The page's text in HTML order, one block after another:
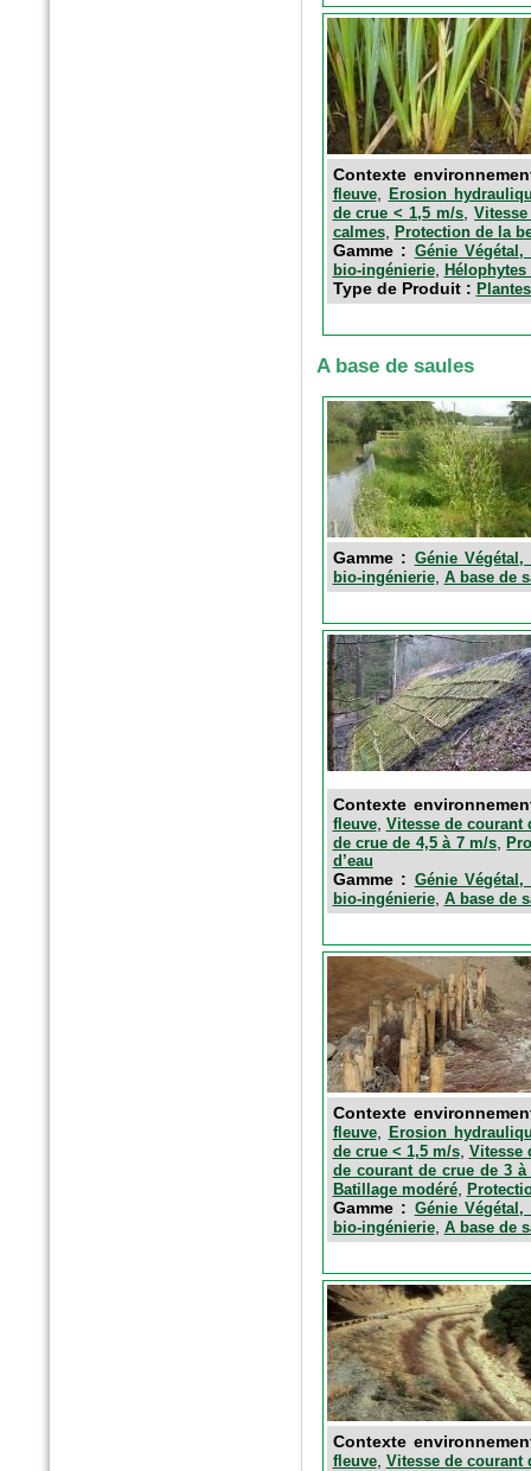
Contexte
fleuve, Erosion
de crue < 1,5 m/s,
calmes, Protection de la
Gamme : Génie
bio-ingénierie,
Type de Produit :
A base de saules
Gamme : Génie
bio-ingénierie, A base de
Contexte
fleuve, Vitesse de courant
de crue de 4,5 à 7 m/s,
d’eau
Gamme : Génie
bio-ingénierie, A base de
Contexte
fleuve,
Erosion
de crue < 1,5 m/s, Vitesse
de courant de crue de 3 à
Batillage modéré,
Gamme : Génie
bio-ingénierie, A base de
Contexte
fleuve, Vitesse de courant